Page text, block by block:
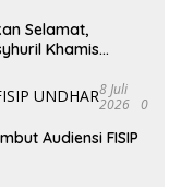
Selamat,
Khamis
Maju
8 Juli
2026 0
Audiensi FISIP